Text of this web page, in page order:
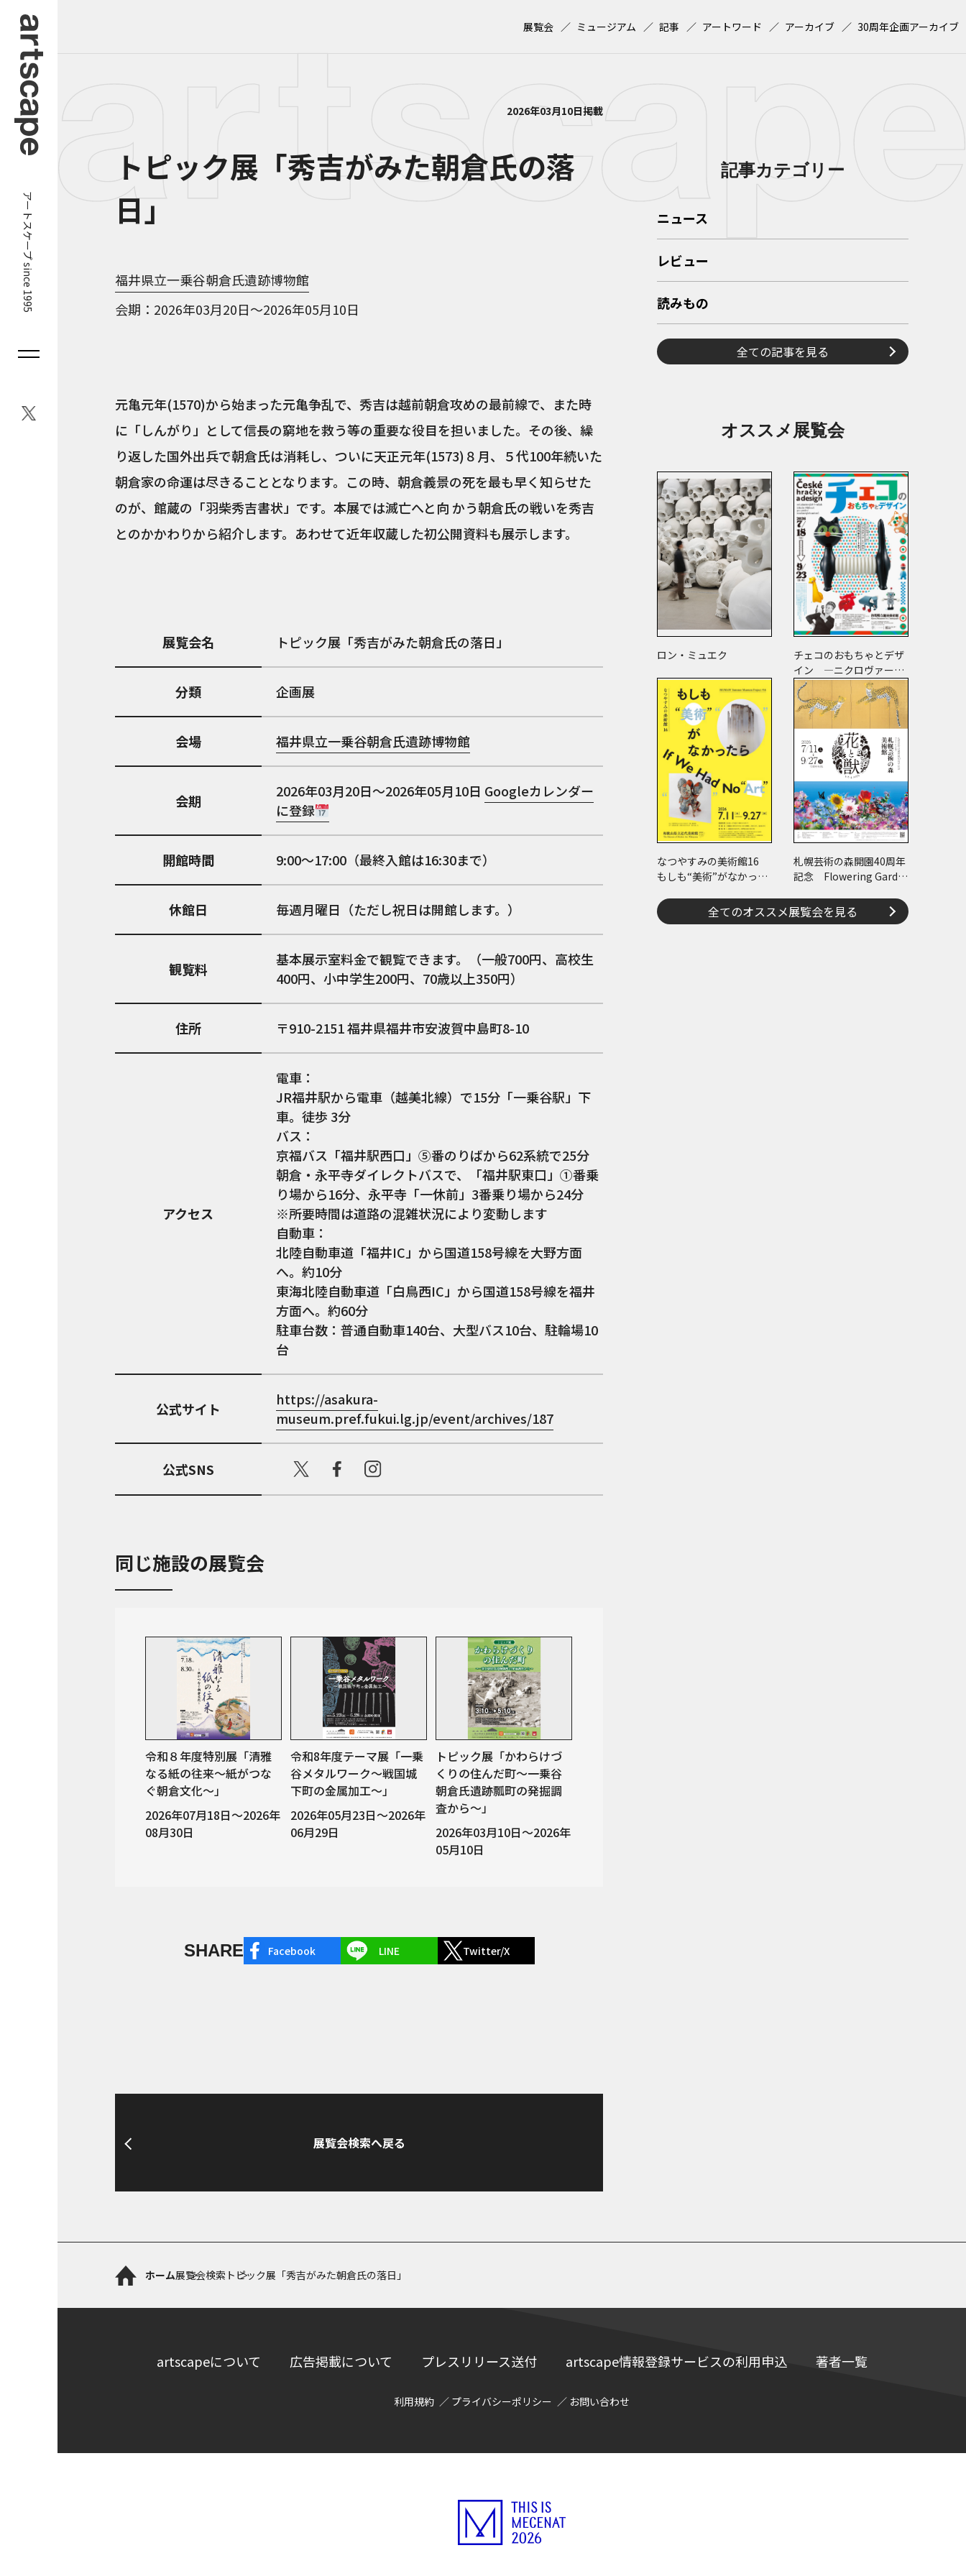
アートスケープ since 1995
展覧会 ミュージアム 記事 アートワード アーカイブ 30周年企画アーカイブ
2026年03月10日掲載
トピック展「秀吉がみた朝倉氏の落
日」
福井県立一乗谷朝倉氏遺跡博物館
会期
2026年03月20日～2026年05月10日
元亀元年(1570)から始まった元亀争乱で、秀吉は越前朝倉攻めの最前線で、また時
に「しんがり」として信長の窮地を救う等の重要な役目を担いました。その後、繰
り返した国外出兵で朝倉氏は消耗し、ついに天正元年(1573)８月、５代100年続いた
朝倉家の命運は尽きることとなります。この時、朝倉義景の死を最も早く知らせた
のが、館蔵の「羽柴秀吉書状」です。本展では滅亡へと向 かう朝倉氏の戦いを秀吉
とのかかわりから紹介します。あわせて近年収蔵した初公開資料も展示します。
展覧会名 トピック展「秀吉がみた朝倉氏の落日」
分類 企画展
会場 福井県立一乗谷朝倉氏遺跡博物館
会期
2026年03月20日～2026年05月10日 Googleカレンダー
に登録
開館時間 9:00～17:00（最終入館は16:30まで）
休館日 毎週月曜日（ただし祝日は開館します。）
観覧料
基本展示室料金で観覧できます。（一般700円、高校生
400円、小中学生200円、70歳以上350円）
住所 910-2151福井県福井市安波賀中島町8-10
アクセス
電車：
JR福井駅から電車（越美北線）で15分「一乗谷駅」下
車。徒歩 3分
バス：
京福バス「福井駅西口」⑤番のりばから62系統で25分
朝倉・永平寺ダイレクトバスで、「福井駅東口」①番乗
り場から16分、永平寺「一休前」3番乗り場から24分
※所要時間は道路の混雑状況により変動します
自動車：
北陸自動車道「福井IC」から国道158号線を大野方面
へ。約10分
東海北陸自動車道「白鳥西IC」から国道158号線を福井
方面へ。約60分
駐車台数：普通自動車140台、大型バス10台、駐輪場10
台
公式サイト
https://asakura-
museum.pref.fukui.lg.jp/event/archives/187
公式SNS
同じ施設の展覧会
令和８年度特別展「清雅
なる紙の往来～紙がつな
ぐ朝倉文化～」
2026年07月18日～2026年
08月30日
令和8年度テーマ展「一乗
谷メタルワーク～戦国城
下町の金属加工～」
2026年05月23日～2026年
06月29日
トピック展「かわらけづ
くりの住んだ町～一乗谷
朝倉氏遺跡瓢町の発掘調
査から～」
2026年03月10日～2026年
05月10日
SHARE Facebook LINE Twitter/X
展覧会検索へ戻る
記事カテゴリー
ニュース
レビュー
読みもの
全ての記事を見る
オススメ展覧会
ロン・ミュエク
チェコのおもちゃとデザ
イン ―ニクロヴァーの
プラスチック・トイから
現代作家のアートまで―
なつやすみの美術館16
もしも“美術”がなかった
札幌芸術の森開園40周年
記念 Flowering Garde
ち
全てのオススメ展覧会を見る
ホーム展覧会検索 トピック展「秀吉がみた朝倉氏の落日」
artscapeについて 広告掲載について プレスリリース送付 artscape情報登録サービスの利用申込 著者一覧
利用規約 プライバシーポリシー お問い合わせ